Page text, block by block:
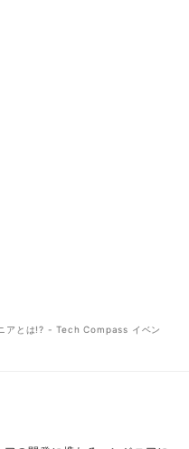
アとは!? - Tech Compass イベン